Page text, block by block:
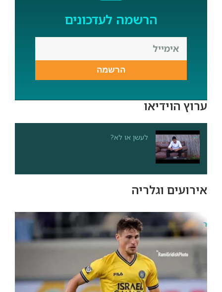
הרשמה לעדכונים
הרשמה
ערוץ הוידיאו
לעשן או לא?
אירועים וגלריה